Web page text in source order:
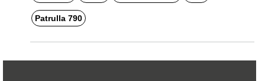
Patrulla 790